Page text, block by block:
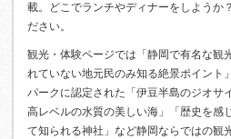
載。どこでランチやディナーをしようか
ださい。
観光・体験ページでは「静岡で有名な観
れていない地元民のみ知る絶景ポイント
パークに認定された「伊豆半島のジオサ
高レベルの水質の美しい海」「歴史を感
て知られる神社」など静岡ならではの観